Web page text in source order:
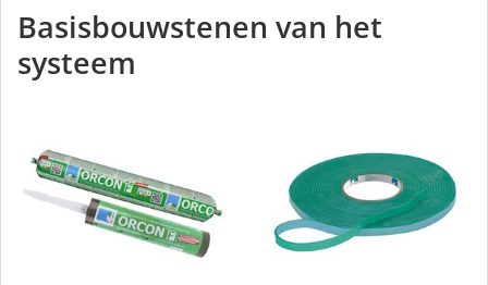
Basisbouwstenen van het
systeem